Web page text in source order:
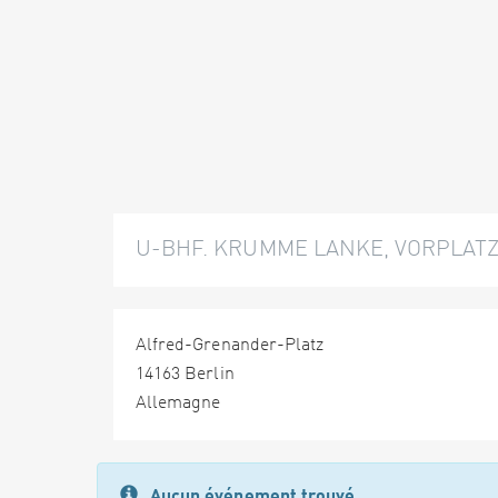
U-BHF. KRUMME LANKE,
Alfred-Grenander-Platz
14163 Berlin
Allemagne